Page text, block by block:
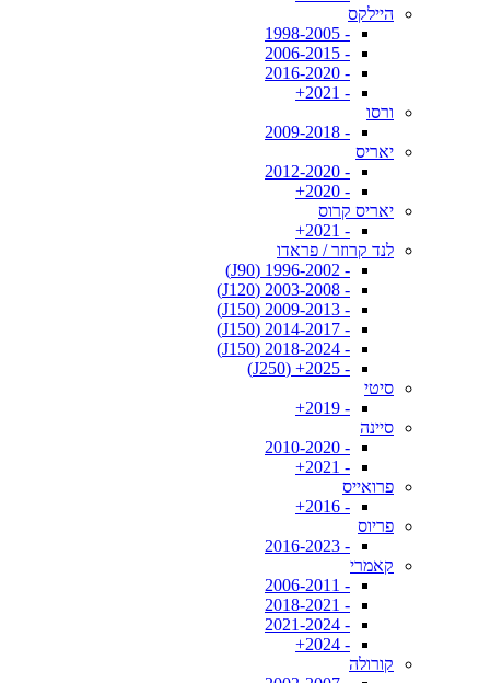
היילקס
- 1998-2005
- 2006-2015
- 2016-2020
- 2021+
ורסו
- 2009-2018
יאריס
- 2012-2020
- 2020+
יאריס קרוס
- 2021+
לנד קרוזר / פראדו
- 1996-2002 (J90)
- 2003-2008 (J120)
- 2009-2013 (J150)
- 2014-2017 (J150)
- 2018-2024 (J150)
- 2025+ (J250)
סיטי
- 2019+
סיינה
- 2010-2020
- 2021+
פרואייס
- 2016+
פריוס
- 2016-2023
קאמרי
- 2006-2011
- 2018-2021
- 2021-2024
- 2024+
קורולה